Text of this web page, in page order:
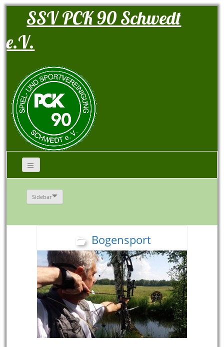
SSV PCK 90 Schwedt
e.V.
Sidebar
Bogensport